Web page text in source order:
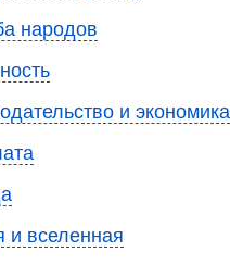
народов
и экономика
и вселенная